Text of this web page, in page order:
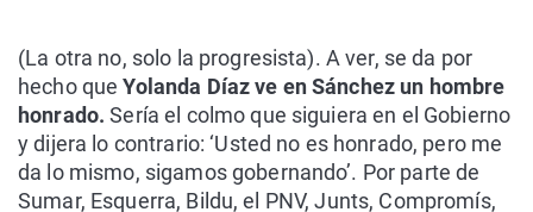
(La otra no, solo la progresista). A ver, se da por
hecho queYolanda Díaz ve en Sánchez un hombre
honrado.Sería el colmo que siguiera en el Gobierno
y dijera lo contrario: ‘Usted no es honrado, pero me
da lo mismo, sigamos gobernando’. Por parte de
Sumar, Esquerra, Bildu, el PNV, Junts, Compromís,